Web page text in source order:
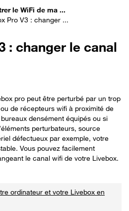
le WiFi de ma ...
Pro V3 : changer ...
: changer le canal
pro peut être perturbé par un trop
de récepteurs wifi à proximité de
densément équipés ou si
perturbateurs, source
défectueux par exemple, votre
Vous pouvez facilement
le canal wifi de votre Livebox.
ordinateur et votre Livebox en